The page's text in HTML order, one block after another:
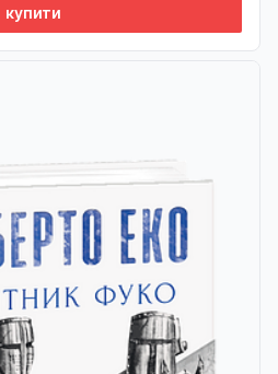
купити